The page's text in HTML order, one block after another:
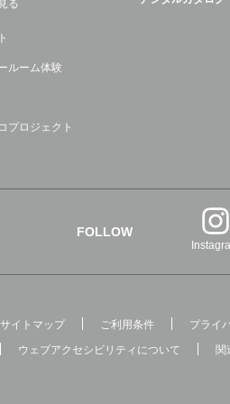
る
ルーム体験
プロジェクト
FOLLOW
サイトマップ ご利用条件 プライ
ウェブアクセシビリティについて
関